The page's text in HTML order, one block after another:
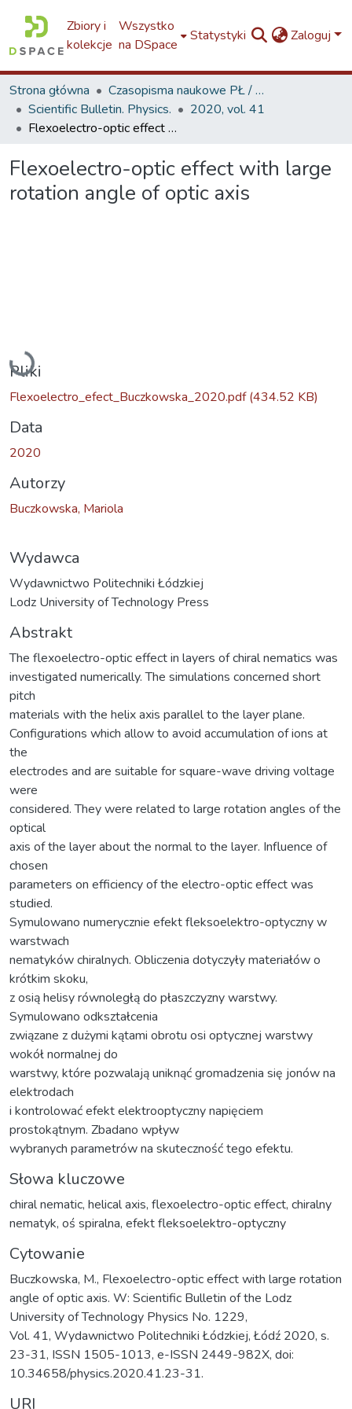
Zbiory i
kolekcje
Wszystko
na DSpace
Statystyki Zaloguj
Strona główna
Czasopisma naukowe PŁ / TUL Scientific Journals
Scientific Bulletin. Physics.
2020, vol. 41
Flexoelectro-optic effect with large rotation angle of optic axis
Flexoelectro-optic effect with large
rotation angle of optic axis
Ładowanie...
Pliki
Flexoelectro_efect_Buczkowska_2020.pdf(434.52 KB)
Data
2020
Autorzy
Buczkowska, Mariola
Wydawca
Wydawnictwo Politechniki Łódzkiej
Lodz University of Technology Press
Abstrakt
The flexoelectro-optic effect in layers of chiral nematics was
investigated numerically. The simulations concerned short
pitch
materials with the helix axis parallel to the layer plane.
Configurations which allow to avoid accumulation of ions at
the
electrodes and are suitable for square-wave driving voltage
were
considered. They were related to large rotation angles of the
optical
axis of the layer about the normal to the layer. Influence of
chosen
parameters on efficiency of the electro-optic effect was
studied.
Symulowano numerycznie efekt fleksoelektro-optyczny w
warstwach
nematyków chiralnych. Obliczenia dotyczyły materiałów o
krótkim skoku,
z osią helisy równoległą do płaszczyzny warstwy.
Symulowano odkształcenia
związane z dużymi kątami obrotu osi optycznej warstwy
wokół normalnej do
warstwy, które pozwalają uniknąć gromadzenia się jonów na
elektrodach
i kontrolować efekt elektrooptyczny napięciem
prostokątnym. Zbadano wpływ
wybranych parametrów na skuteczność tego efektu.
Słowa kluczowe
chiral nematic, helical axis, flexoelectro-optic effect, chiralny
nematyk, oś spiralna, efekt fleksoelektro-optyczny
Cytowanie
Buczkowska, M., Flexoelectro-optic effect with large rotation
angle of optic axis. W: Scientific Bulletin of the Lodz
University of Technology Physics No. 1229,
Vol. 41, Wydawnictwo Politechniki Łódzkiej, Łódź 2020, s.
23-31, ISSN 1505-1013, e-ISSN 2449-982X, doi:
10.34658/physics.2020.41.23-31.
URI